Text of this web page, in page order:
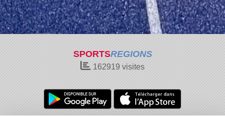
SPORTSREGIONS
162919 visites